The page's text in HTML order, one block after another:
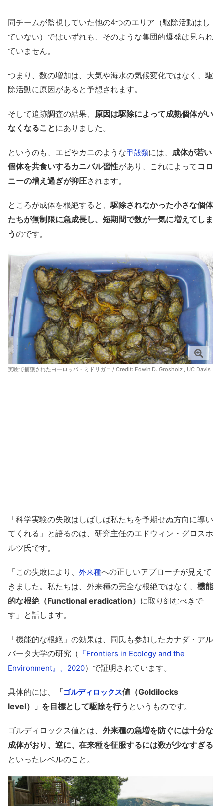
同チームが監視していた他の4つのエリア（駆除活動はし
ていない）ではいずれも、そのような集団的爆発は見られ
ていません。
つまり、数の増加は、大気や海水の気候変化ではなく、駆
除活動に原因があると予想されます。
そして追跡調査の結果、 原因は駆除によって成熟個体がい
なくなることにありました。
というのも、エビやカニのような甲殻類には、 成体が若い
個体を共食いするカニバル習性があり、これによって コロ
ニーの増え過ぎが抑圧されます。
ところが成体を根絶すると、駆除されなかった小さな個体
たちが無制限に急成長し、短期間で数が一気に増えてしま
うのです。
実験で捕獲されたヨーロッパ・ミドリガニ / Credit: Edwin D. Grosholz , UC Davis
「科学実験の失敗はしばしば私たちを予期せぬ方向に導い
てくれる」と語るのは、研究主任のエドウィン・グロスホ
ルツ氏です。
「この失敗により、 外来種への正しいアプローチが見えて
きました。私たちは、外来種の完全な根絶ではなく、 機能
的な根絶（Functional eradication） に取り組むべきで
す」と話します。
「機能的な根絶」の効果は、同氏も参加したカナダ・アル
バータ大学の研究（ 『Frontiers in Ecology and the
Environment』、2020）で証明されています。
具体的には、 「ゴルディロックス値（Goldilocks
level）」を目標として駆除を行う というものです。
ゴルディロックス値とは、 外来種の急増を防ぐには十分な
成体がおり、逆に、在来種を征服するには数が少なすぎる
といったレベルのこと。